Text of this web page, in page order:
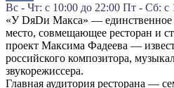
Вс - Чт: с 10:00 до 22:00 Пт - Сб: с
«У DяDи Макса» —
место, совмещающее ресторан и
проект Максима Фадеева —
российского композитора,
звукорежиссера.
Главная аудитория ресторана —